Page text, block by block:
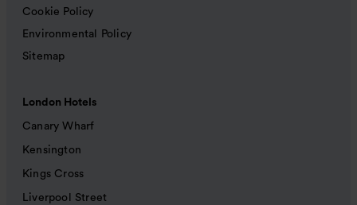
Cookie Policy
Environmental Policy
Sitemap
London Hotels
Canary Wharf
Kensington
Kings Cross
Liverpool Street